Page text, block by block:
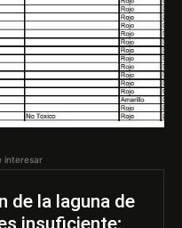
interesar
de la laguna de
insuficiente;